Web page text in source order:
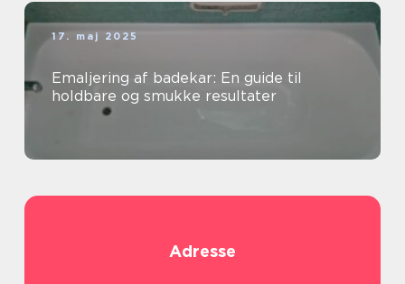
17. maj 2025
Emaljering af badekar: En guide til
holdbare og smukke resultater
Adresse